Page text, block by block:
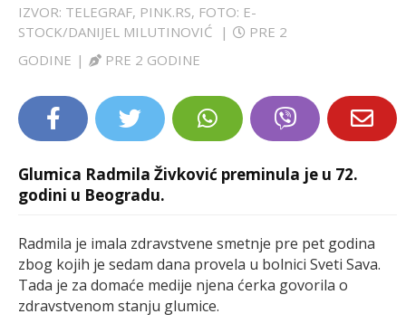
EXTRA
IZVOR: TELEGRAF, PINK.RS, FOTO: E-
STOCK/DANIJEL MILUTINOVIĆ
|
PRE 2
GODINE | PRE 2 GODINE
Glumica Radmila Živković preminula je u 72.
godini u Beogradu.
Radmila je imala zdravstvene smetnje pre pet godina
zbog kojih je sedam dana provela u bolnici Sveti Sava.
Tada je za domaće medije njena ćerka govorila o
zdravstvenom stanju glumice.